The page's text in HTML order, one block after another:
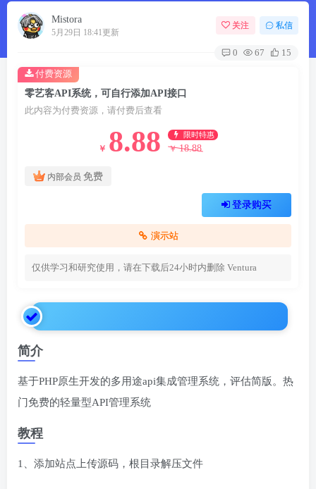
Mistora
5月29日 18:41更新
关注 私信
0 67 15
零艺客API系统，可自行添加API接口
此内容为付费资源，请付费后查看
￥ 8.88 限时特惠
￥ 18.88
内部会员 免费
登录购买
演示站
仅供学习和研究使用，请在下载后24小时内删除 Ventura
付费资源
简介
基于PHP原生开发的多用途api集成管理系统，评估简版。热
门免费的轻量型API管理系统
教程
1、添加站点上传源码，根目录解压文件